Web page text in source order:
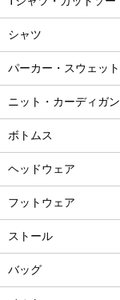
シャツ
パーカー・スウェット
ニット・カーディガン
ボトムス
ヘッドウェア
フットウェア
ストール
バッグ